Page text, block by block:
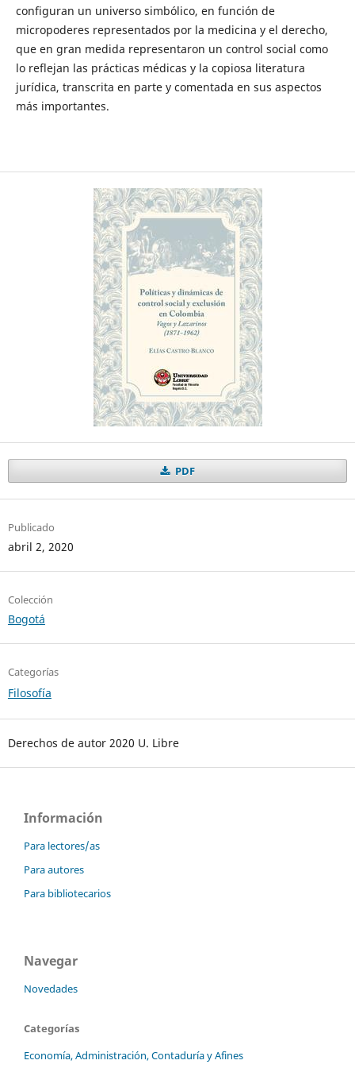
configuran un universo simbólico, en función de
micropoderes representados por la medicina y el derecho,
que en gran medida representaron un control social como
lo reflejan las prácticas médicas y la copiosa literatura
jurídica, transcrita en parte y comentada en sus aspectos
más importantes.
PDF
Publicado
abril 2, 2020
Colección
Bogotá
Categorías
Filosofía
Derechos de autor 2020 U. Libre
Información
Para lectores/as
Para autores
Para bibliotecarios
Navegar
Novedades
Categorías
Economía, Administración, Contaduría y Afines